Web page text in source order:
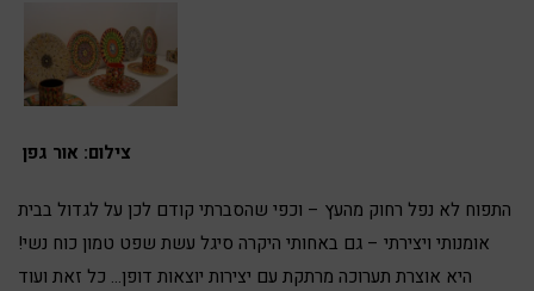
צילום: אור גפן
התפוח לא נפל רחוק מהעץ – וכפי שהסברתי קודם לכן על לגדול בבית
אומנותי ויצירתי – גם באחותי היקרה סיגל עשת שפט טמון כוח נשי!
היא אוצרת תערוכה מרתקת עם יצירות יוצאות דופן… כל זאת ועוד